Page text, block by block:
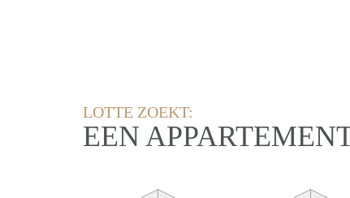
LOTTE ZOEKT:
EEN